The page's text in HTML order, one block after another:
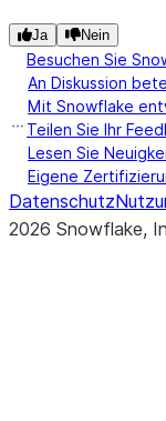
Ja Nein
Besuchen Sie
An Diskussion
Mit Snowflake
Teilen Sie Ihr
Lesen Sie
Eigene
Datenschutz
2026 Snowflake,